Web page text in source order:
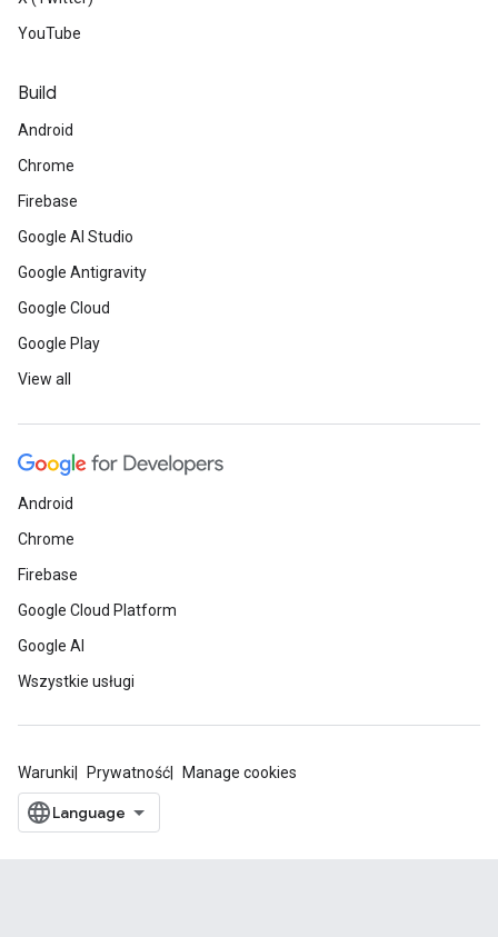
YouTube
Build
Android
Chrome
Firebase
Google AI Studio
Google Antigravity
Google Cloud
Google Play
View all
Android
Chrome
Firebase
Google Cloud Platform
Google AI
Wszystkie usługi
Warunki Prywatność Manage cookies